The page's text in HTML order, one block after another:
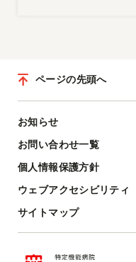
お知らせ
お問い合わせ一覧
個人情報保護方針
ウェブアクセシビリティ
サイトマップ
ページの先頭へ